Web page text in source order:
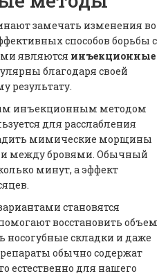
замечать изменения во
способов борьбы с
являются инъекционные
благодаря своей
результату.
инъекционным методом
для расслабления
мимические морщины
и между бровями. Обычный
минут, а эффект
становятся
восстановить объем
носогубные складки и даже
обычно содержат
естественно для нашего